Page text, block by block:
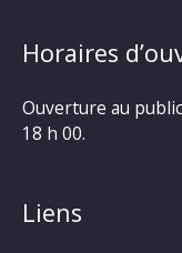
Horaires
Ouverture au
18 h 00.
Liens